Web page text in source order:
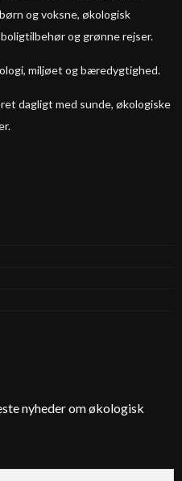
og voksne, økologisk
og grønne rejser.
miljøet og bæredygtighed.
dagligt med sunde, økologiske
nyheder om økologisk